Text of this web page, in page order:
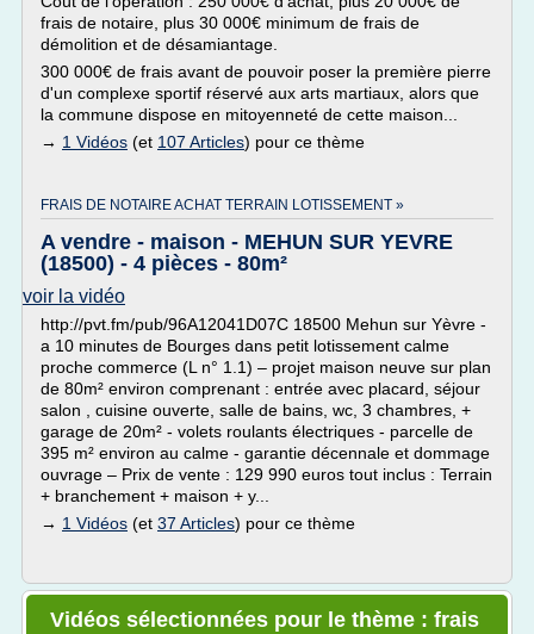
frais de notaire, plus 30 000€ minimum de frais de
démolition et de désamiantage.
300 000€ de frais avant de pouvoir poser la première pierre
d'un complexe sportif réservé aux arts martiaux, alors que
la commune dispose en mitoyenneté de cette maison...
→ 1 Vidéos (et 107 Articles) pour ce thème
FRAIS DE NOTAIRE ACHAT TERRAIN LOTISSEMENT »
A vendre - maison - MEHUN SUR YEVRE
(18500) - 4 pièces - 80m²
voir la vidéo
http://pvt.fm/pub/96A12041D07C 18500 Mehun sur Yèvre -
a 10 minutes de Bourges dans petit lotissement calme
proche commerce (L n° 1.1) – projet maison neuve sur plan
de 80m² environ comprenant : entrée avec placard, séjour
salon , cuisine ouverte, salle de bains, wc, 3 chambres, +
garage de 20m² - volets roulants électriques - parcelle de
395 m² environ au calme - garantie décennale et dommage
ouvrage – Prix de vente : 129 990 euros tout inclus : Terrain
+ branchement + maison + y...
→ 1 Vidéos (et 37 Articles) pour ce thème
Vidéos sélectionnées pour le thème : frais